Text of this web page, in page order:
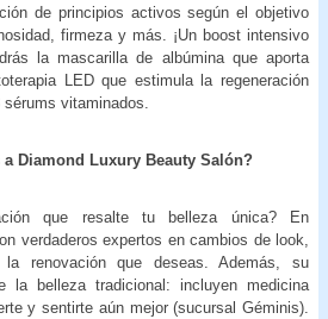
de principios activos según el objetivo
firmeza y más. ¡Un boost intensivo
la mascarilla de albúmina que aporta
LED que estimula la regeneración
vitaminados.
Diamond Luxury Beauty Salón?
que resalte tu belleza única? En
verdaderos expertos en cambios de look,
la renovación que deseas. Además, su
la belleza tradicional: incluyen medicina
y sentirte aún mejor (sucursal Géminis).